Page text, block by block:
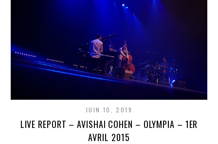
JUIN 10, 2019
LIVE REPORT – AVISHAI COHEN – OLYMPIA – 1ER
AVRIL 2015